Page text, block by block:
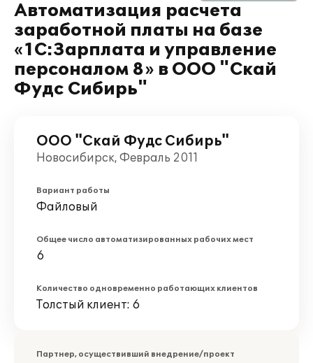
Автоматизация расчета
заработной платы на базе
«1С:Зарплата и управление
персоналом 8» в ООО "Скай
Фудс Сибирь"
ООО "Скай Фудс Сибирь"
Новосибирск, Февраль 2011
Вариант работы
Файловый
Общее число автоматизированных рабочих мест
6
Количество одновременно работающих клиентов
Толстый клиент: 6
Партнер, осуществивший внедрение/проект